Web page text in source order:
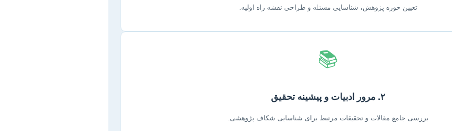
تعیین حوزه پژوهش، شناسایی مسئله و طراحی نقشه راه اولیه.
📚
۲. مرور ادبیات و پیشینه تحقیق
بررسی جامع مقالات و تحقیقات مرتبط برای شناسایی شکاف پژوهشی.